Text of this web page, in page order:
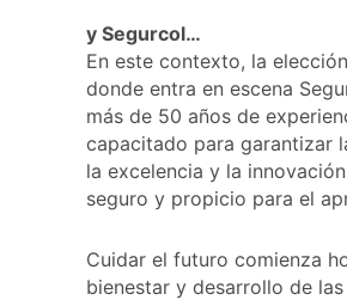
y Segurcol…
En este contexto, la
donde entra en escena
más de 50 años de
capacitado para garantizar
la excelencia y la
seguro y propicio para el
Cuidar el futuro comienza
bienestar y desarrollo de